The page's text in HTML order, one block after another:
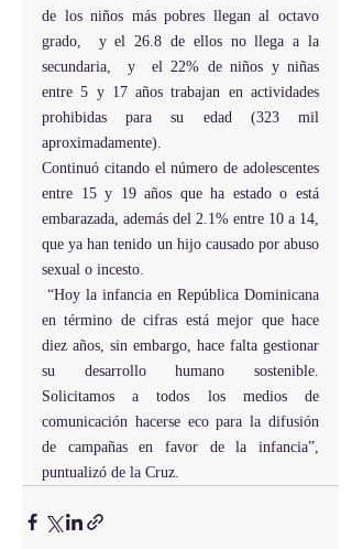
de los niños más pobres llegan al octavo
grado,  y el 26.8 de ellos no llega a la
secundaria,  y  el 22% de niños y niñas
entre 5 y 17 años trabajan en actividades
prohibidas para su edad (323 mil
aproximadamente).
Continuó citando el número de adolescentes
entre 15 y 19 años que ha estado o está
embarazada, además del 2.1% entre 10 a 14,
que ya han tenido un hijo causado por abuso
sexual o incesto.
en término de cifras está mejor que hace
diez años, sin embargo, hace falta gestionar
su desarrollo humano sostenible.
Solicitamos a todos los medios de
comunicación hacerse eco para la difusión
de campañas en favor de la infancia”,
puntualizó de la Cruz.